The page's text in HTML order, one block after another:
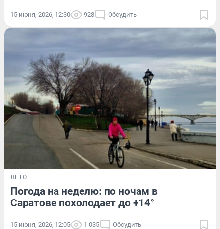
15 июня, 2026, 12:30 928 Обсудить
ЛЕТО
Погода на неделю: по ночам в
Саратове похолодает до +14°
15 июня, 2026, 12:05 1 035 Обсудить